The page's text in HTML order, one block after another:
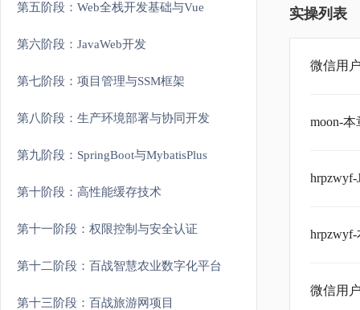
第五阶段：Web全栈开发基础与Vue
第六阶段：JavaWeb开发
第七阶段：项目管理与SSM框架
第八阶段：生产环境部署与协同开发
第九阶段：SpringBoot与MybatisPlus
第十阶段：高性能缓存技术
第十一阶段：权限控制与安全认证
第十二阶段：百战智慧农业数字化平台
第十三阶段：百战旅游网项目
实操列表
微信用
moon-
微信用